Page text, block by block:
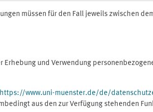
müssen für den Fall jeweils zwischen
und Verwendung
https://www.uni-muenster.de/de/
aus den zur Verfügung stehenden